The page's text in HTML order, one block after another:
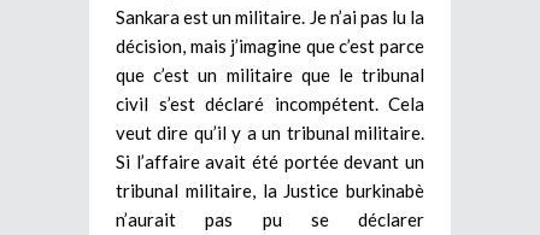
Sankara est un militaire. Je n’ai pas lu la
décision, mais j’imagine que c’est parce
que c’est un militaire que le tribunal
civil s’est déclaré incompétent. Cela
veut dire qu’il y a un tribunal militaire.
Si l’affaire avait été portée devant un
tribunal militaire, la Justice burkinabè
n’aurait pas pu se déclarer